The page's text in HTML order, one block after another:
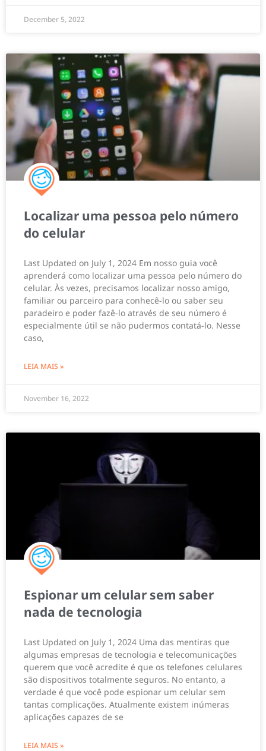
December 5, 2022
Localizar uma pessoa pelo número
do celular
Last Updated on July 1, 2024 Em nosso guia você
aprenderá como localizar uma pessoa pelo número do
celular. Às vezes, precisamos localizar nosso amigo,
familiar ou parceiro para conhecê-lo ou saber seu
paradeiro e poder fazê-lo através de seu número é
especialmente útil se não pudermos contatá-lo. Nesse
caso,
LEIA MAIS »
November 16, 2022
Espionar um celular sem saber
nada de tecnologia
Last Updated on July 1, 2024 Uma das mentiras que
algumas empresas de tecnologia e telecomunicações
querem que você acredite é que os telefones celulares
são dispositivos totalmente seguros. No entanto, a
verdade é que você pode espionar um celular sem
tantas complicações. Atualmente existem inúmeras
aplicações capazes de se
LEIA MAIS »